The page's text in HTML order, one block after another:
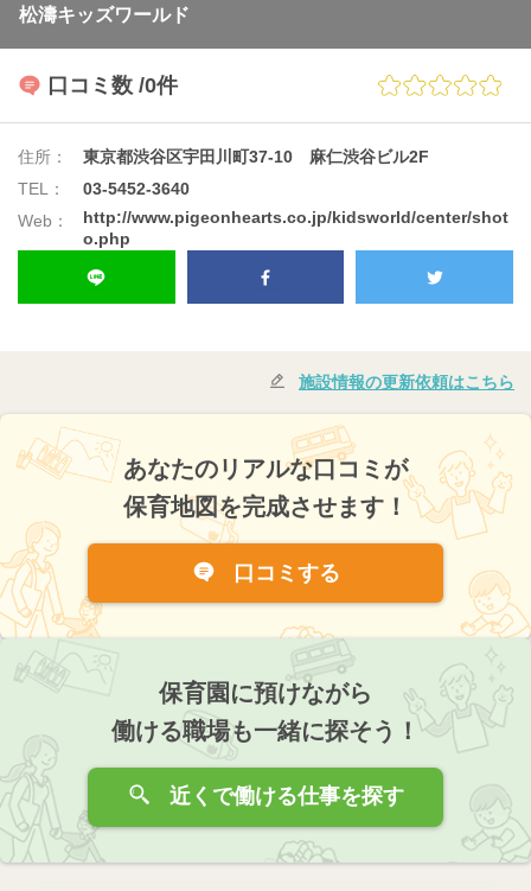
松濤キッズワールド
口コミ数 /0件
住所：
東京都渋谷区宇田川町37-10 麻仁渋谷ビル2F
TEL：
03-5452-3640
Web：
http://www.pigeonhearts.co.jp/kidsworld/center/shot
o.php
施設情報の更新依頼はこちら
あなたのリアルな口コミが
保育地図を完成させます！
口コミする
保育園に預けながら
働ける職場も一緒に探そう！
近くで働ける仕事を探す